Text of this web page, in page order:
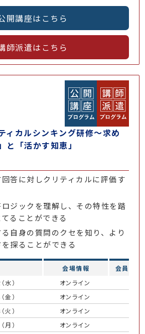
開講座はこちら
師派遣はこちら
ィカルシンキング研修～求め
と「活かす知恵」
答に対しクリティカルに評価す
ジックを理解し、その特性を踏
ることができる
自身の質問のクセを知り、より
探ることができる
会場情報 会員価格
） オンライン
）
オンライン
）
オンライン
）
オンライン